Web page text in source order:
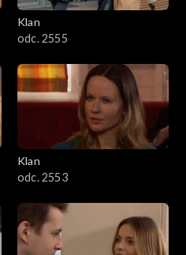
Klan
odc. 2555
Klan
odc. 2553